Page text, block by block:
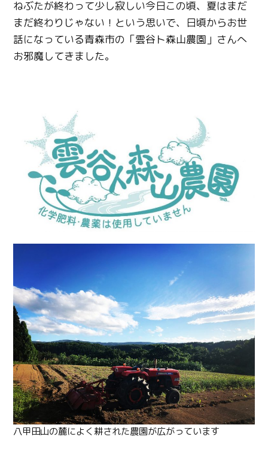
ねぶたが終わって少し寂しい今日この頃、夏はまだ
まだ終わりじゃない！という思いで、日頃からお世
話になっている青森市の「雲谷ト森山農園」さんへ
お邪魔してきました。
八甲田山の麓によく耕された農園が広がっています